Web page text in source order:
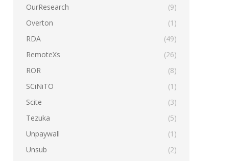
OurResearch
(9)
Overton
(1)
RDA
(49)
RemoteXs
(26)
ROR
(8)
SCiNiTO
(1)
Scite
(3)
Tezuka
(5)
Unpaywall
(1)
Unsub
(2)